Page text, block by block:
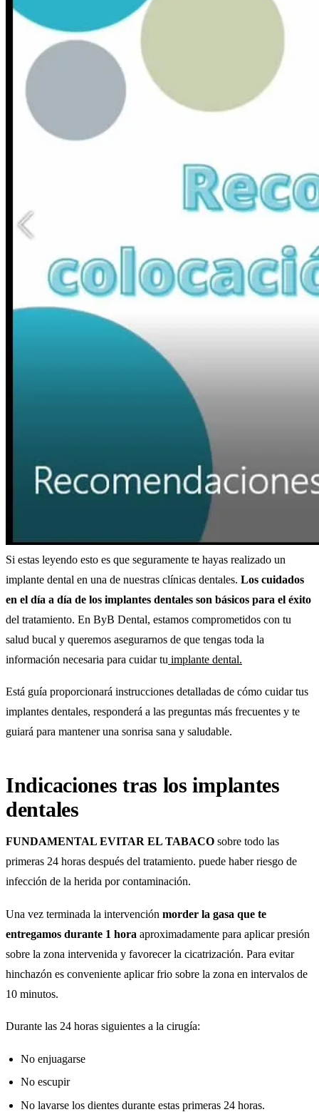
Si estas leyendo esto es que seguramente te hayas realizado un
implante dental en una de nuestras clínicas dentales. Los cuidados
en el día a día de los implantes dentales son básicos para el éxito
del tratamiento. En ByB Dental, estamos comprometidos con tu
salud bucal y queremos asegurarnos de que tengas toda la
información necesaria para cuidar tu implante dental.
Está guía proporcionará instrucciones detalladas de cómo cuidar tus
implantes dentales, responderá a las preguntas más frecuentes y te
guiará para mantener una sonrisa sana y saludable.
Indicaciones tras los implantes
dentales
FUNDAMENTAL EVITAR EL TABACO sobre todo las
primeras 24 horas después del tratamiento. puede haber riesgo de
infección de la herida por contaminación.
Una vez terminada la intervención morder la gasa que te
entregamos durante 1 hora aproximadamente para aplicar presión
sobre la zona intervenida y favorecer la cicatrización. Para evitar
hinchazón es conveniente aplicar frio sobre la zona en intervalos de
10 minutos.
Durante las 24 horas siguientes a la cirugía:
No enjuagarse
No escupir
No lavarse los dientes durante estas primeras 24 horas.